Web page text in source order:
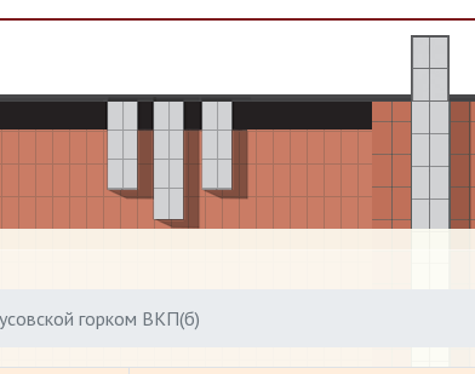
горком ВКП(б)